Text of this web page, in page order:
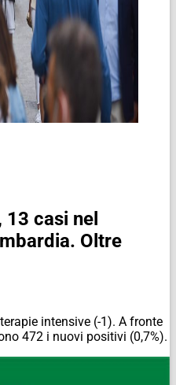
13 casi nel
Oltre
intensive (-1). A fronte
472 i nuovi positivi (0,7%).